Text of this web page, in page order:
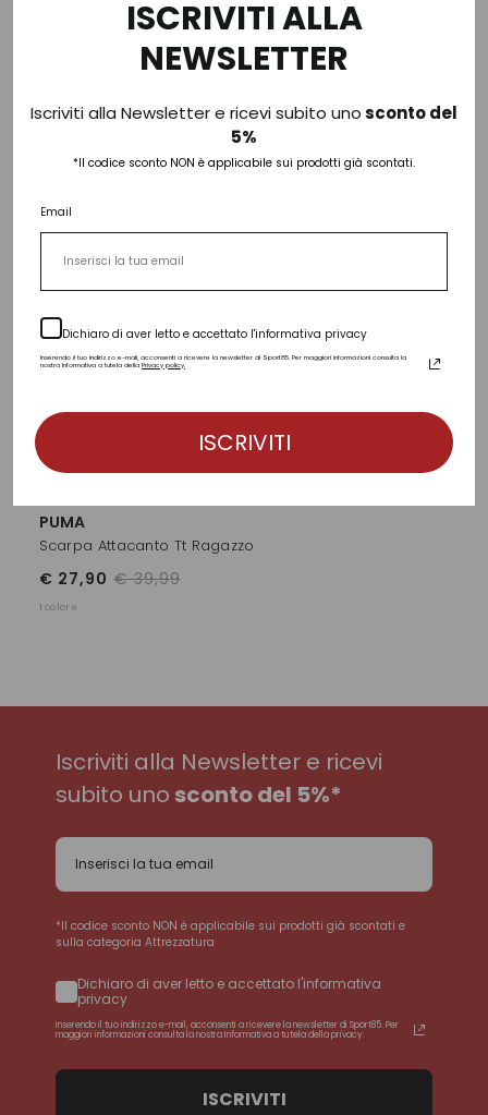
4 colori
Abbinalo con
PUMA
Scarpa Attacanto Tt Ragazzo
€ 39,99
€ 27,90
1 colore
Iscriviti alla Newsletter e ricevi
subito unosconto del 5%*
*Il codice sconto NON è applicabile sui prodotti già scontati e
sulla categoria Attrezzatura
Dichiaro di aver letto e accettato l'informativa
privacy
Inserendo il tuo indirizzo e-mail, acconsenti a ricevere la newsletter di Sport85. Per
maggiori informazioni consulta la nostra Informativa a tutela della privacy.
ISCRIVITI
ISCRIVITI ALLA
NEWSLETTER
Iscriviti alla Newsletter e ricevi subito unosconto del
5%
*Il codice sconto NON è applicabile sui prodotti già scontati.
Email
Dichiaro di aver letto e accettato l'informativa privacy
Inserendo il tuo indirizzo e-mail, acconsenti a ricevere la newsletter di Sport85. Per maggiori informazioni consulta la
nostra Informativa a tutela della Privacy policy.
ISCRIVITI